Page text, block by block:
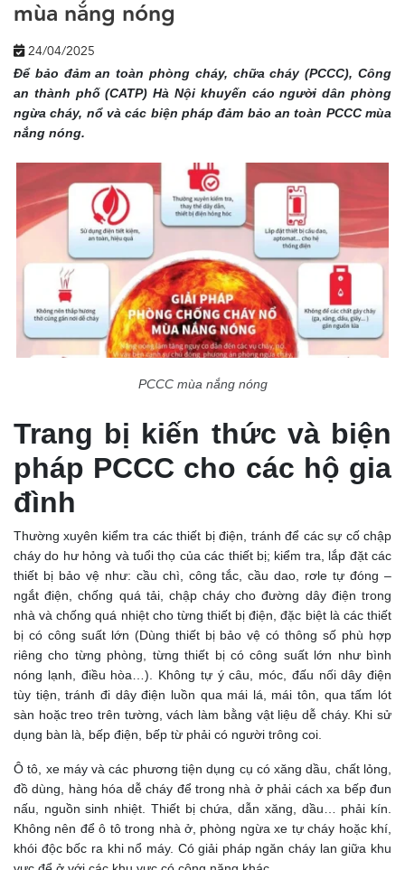
mùa nắng nóng
24/04/2025
Để bảo đảm an toàn phòng cháy, chữa cháy (PCCC), Công
an thành phố (CATP) Hà Nội khuyến cáo người dân phòng
ngừa cháy, nổ và các biện pháp đảm bảo an toàn PCCC mùa
nắng nóng.
PCCC mùa nắng nóng
Trang bị kiến thức và biện
pháp PCCC cho các hộ gia
đình
Thường xuyên kiểm tra các thiết bị điện, tránh để các sự cố chập
cháy do hư hỏng và tuổi thọ của các thiết bị; kiểm tra, lắp đặt các
thiết bị bảo vệ như: cầu chì, công tắc, cầu dao, rơle tự đóng –
ngắt điện, chống quá tải, chập cháy cho đường dây điện trong
nhà và chống quá nhiệt cho từng thiết bị điện, đặc biệt là các thiết
bị có công suất lớn (Dùng thiết bị bảo vệ có thông số phù hợp
riêng cho từng phòng, từng thiết bị có công suất lớn như bình
nóng lạnh, điều hòa…). Không tự ý câu, móc, đấu nối dây điện
tùy tiện, tránh đi dây điện luồn qua mái lá, mái tôn, qua tấm lót
sàn hoặc treo trên tường, vách làm bằng vật liệu dễ cháy. Khi sử
dụng bàn là, bếp điện, bếp từ phải có người trông coi.
Ô tô, xe máy và các phương tiện dụng cụ có xăng dầu, chất lỏng,
đồ dùng, hàng hóa dễ cháy để trong nhà ở phải cách xa bếp đun
nấu, nguồn sinh nhiệt. Thiết bị chứa, dẫn xăng, dầu… phải kín.
Không nên để ô tô trong nhà ở, phòng ngừa xe tự cháy hoặc khí,
khói độc bốc ra khi nổ máy. Có giải pháp ngăn cháy lan giữa khu